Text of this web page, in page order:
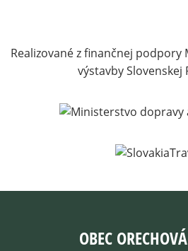
Realizované z finančnej
výstavby Slovenskej
OBEC